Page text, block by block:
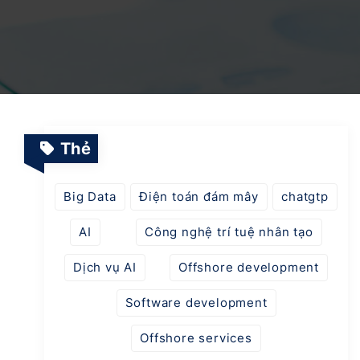
Thẻ
Big Data Điện toán đám mây chatgtp
AI Công nghệ trí tuệ nhân tạo
Dịch vụ AI Offshore development
Software development
Offshore services